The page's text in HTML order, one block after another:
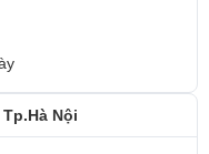
hiệu năng của
Máy được trang bị bộ vi
hợp Iris Xe, mang lại khả
Nội